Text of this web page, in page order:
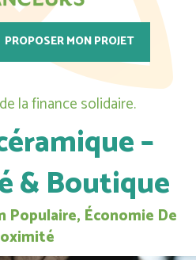
PROPOSER MON PROJET
la finance solidaire.
–
& Boutique
Populaire, Économie De